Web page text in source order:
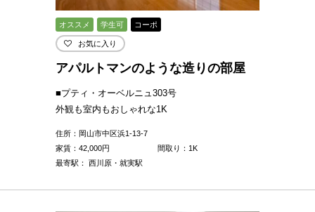
オススメ 学生可 コーポ
お気に入り
アパルトマンのような造りの部屋
■プティ・オーベルニュ303号
外観も室内もおしゃれな1K
住所：岡山市中区浜1-13-7
家賃： 42,000円
間取り：1K
最寄駅： 西川原・就実駅